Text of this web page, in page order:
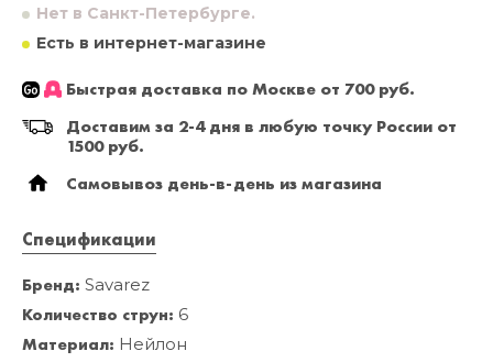
Нет в Санкт-Петербурге.
Есть в интернет-магазине
Быстрая доставка по Москве от 700 руб.
Доставим за 2-4 дня в любую точку России от
1500 руб.
Самовывоз день-в-день из магазина
Спецификации
Бренд: Savarez
Количество струн: 6
Материал: Нейлон